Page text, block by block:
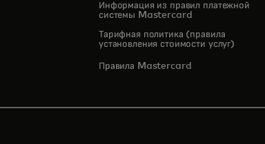
in a new tab
Информация из правил платежной
системы Mastercard
Тарифная политика (правила
установления стоимости услуг)
Правила Mastercard